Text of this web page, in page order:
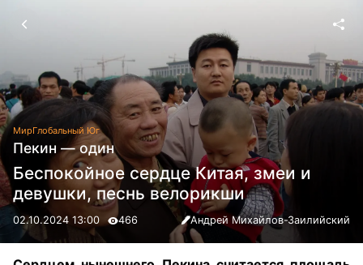
МирГлобальный Юг
Пекин — один
Беспокойное сердце Китая, змеи и
девушки, песнь велорикши
02.10.2024 13:00 466 Андрей Михайлов-Заилийский